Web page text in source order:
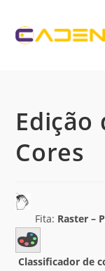
Edição
Cores
Fita: Raster –
Classificador de